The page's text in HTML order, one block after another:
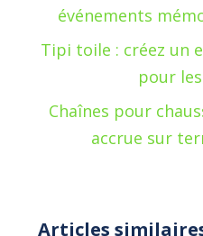
événements
Tipi toile : créez un
pour
Chaînes pour
accrue sur
Articles